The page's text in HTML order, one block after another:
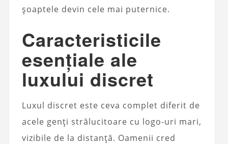
șoaptele devin cele mai puternice.
Caracteristicile
esențiale ale
luxului discret
Luxul discret este ceva complet diferit de
acele genți strălucitoare cu logo-uri mari,
vizibile de la distanță. Oamenii cred